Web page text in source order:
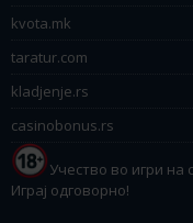
kvota.mk
taratur.com
kladjenje.rs
casinobonus.rs
Учество во игри на
Играј одговорно!